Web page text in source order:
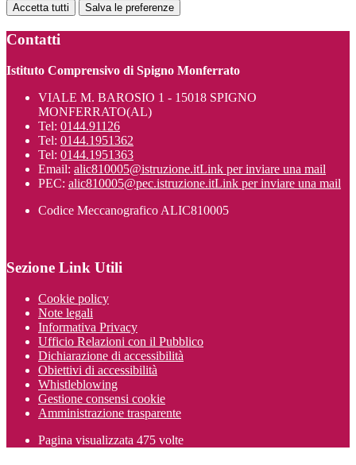
Accetta tutti Salva le preferenze
Contatti
Istituto Comprensivo di Spigno Monferrato
VIALE M. BAROSIO 1 - 15018 SPIGNO
MONFERRATO(AL)
Tel: 0144.91126
Tel: 0144.1951362
Tel: 0144.1951363
Email: alic810005@istruzione.itLink per inviare una mail
PEC: alic810005@pec.istruzione.itLink per inviare una mail
Codice Meccanografico ALIC810005
Sezione Link Utili
Cookie policy
Note legali
Informativa Privacy
Ufficio Relazioni con il Pubblico
Dichiarazione di accessibilità
Obiettivi di accessibilità
Whistleblowing
Gestione consensi cookie
Amministrazione trasparente
Pagina visualizzata 475 volte